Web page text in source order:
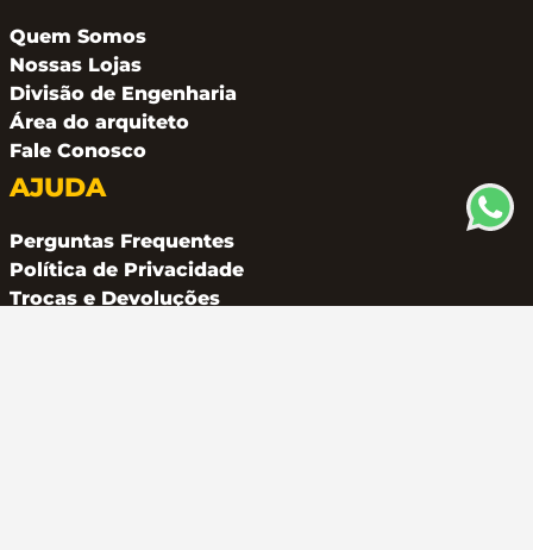
Quem Somos
Nossas Lojas
Divisão de Engenharia
Área do arquiteto
Fale Conosco
AJUDA
Perguntas Frequentes
Política de Privacidade
Trocas e Devoluções